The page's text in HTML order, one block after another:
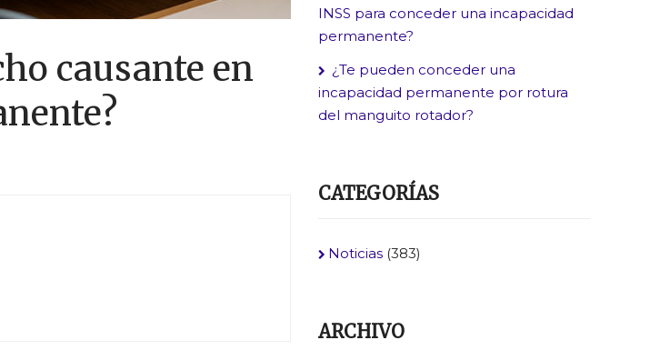
causante en
INSS para conceder una incapacidad
permanente?
¿Te pueden conceder una
incapacidad permanente por rotura
del manguito rotador?
CATEGORÍAS
Noticias (383)
ARCHIVO